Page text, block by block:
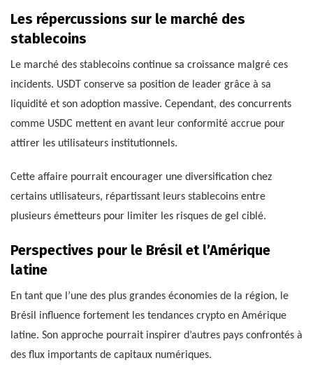
Les répercussions sur le marché des
stablecoins
Le marché des stablecoins continue sa croissance malgré ces
incidents. USDT conserve sa position de leader grâce à sa
liquidité et son adoption massive. Cependant, des concurrents
comme USDC mettent en avant leur conformité accrue pour
attirer les utilisateurs institutionnels.
Cette affaire pourrait encourager une diversification chez
certains utilisateurs, répartissant leurs stablecoins entre
plusieurs émetteurs pour limiter les risques de gel ciblé.
Perspectives pour le Brésil et l’Amérique
latine
En tant que l’une des plus grandes économies de la région, le
Brésil influence fortement les tendances crypto en Amérique
latine. Son approche pourrait inspirer d’autres pays confrontés à
des flux importants de capitaux numériques.